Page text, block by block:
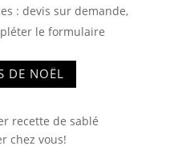
: devis sur demande,
le formulaire
DE NOËL
recette de sablé
chez vous!